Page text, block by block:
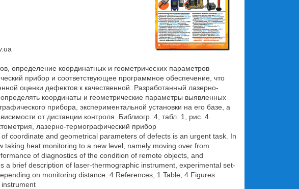
определение координатных и геометрических параметров
прибор и соответствующее программное обеспечение, что
оценки дефектов к качественной. Разработанный лазерно-
координаты и геометрические параметры выявленных
прибора, экспериментальной установки на его базе, а
от дистанции контроля. Библиогр. 4, табл. 1, рис. 4.
лазерно-термографический прибор
coordinate and geometrical parameters of defects is an urgent task. In
heat monitoring to a new level, namely moving over from
of diagnostics of the condition of remote objects, and
brief description of laser-thermographic instrument, experimental set-
on monitoring distance. 4 References, 1 Table, 4 Figures.